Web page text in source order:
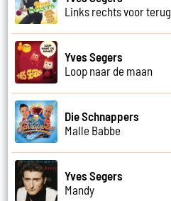
Links rechts voor terug
Yves Segers
Loop naar de maan
Die Schnappers
Malle Babbe
Yves Segers
Mandy